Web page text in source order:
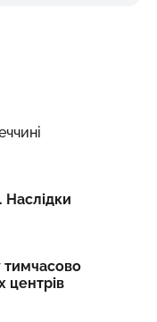
Наслідки
тимчасово
центрів